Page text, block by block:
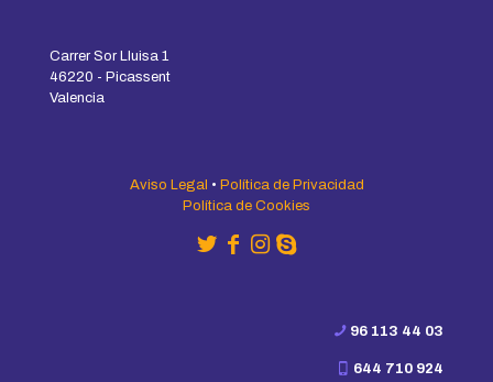
Carrer Sor Lluisa 1
46220 - Picassent
Valencia
Aviso Legal • Política de Privacidad
Política de Cookies
96 113 44 03
644 710 924